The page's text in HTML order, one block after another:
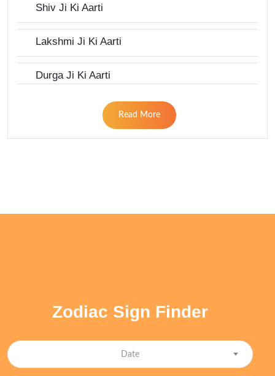
Shiv Ji Ki Aarti
Lakshmi Ji Ki Aarti
Durga Ji Ki Aarti
Read More
Zodiac Sign Finder
Date